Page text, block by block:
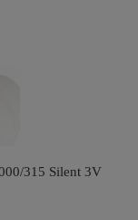
315 Silent 3V